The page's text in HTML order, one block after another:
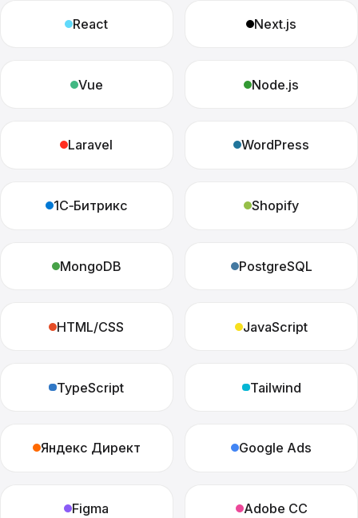
React Next.js
Vue Node.js
Laravel WordPress
1С‑Битрикс Shopify
MongoDB PostgreSQL
HTML/CSS JavaScript
TypeScript Tailwind
Яндекс Директ Google Ads
Figma Adobe CC